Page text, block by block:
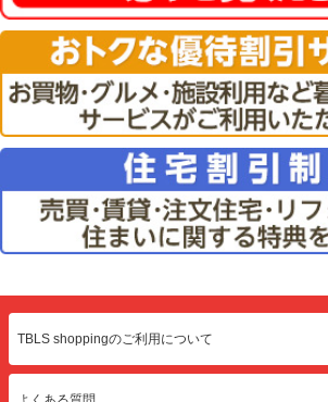
TBLS shoppingのご利用について